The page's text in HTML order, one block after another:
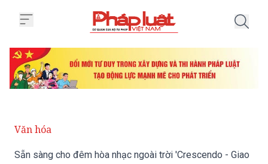
Văn hóa
Sẵn sàng cho đêm hòa nhạc ngoài trời 'Crescendo - Giao